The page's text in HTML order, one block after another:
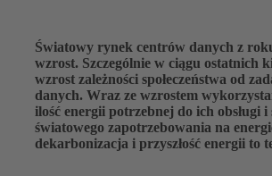
Światowy rynek centrów danych z
wzrost. Szczególnie w ciągu ostatnich
wzrost zależności społeczeństwa od
danych. Wraz ze wzrostem
ilość energii potrzebnej do ich obsługi i
światowego zapotrzebowania na
dekarbonizacja i przyszłość energii to
Dlatego tak ważne jest, abyśmy